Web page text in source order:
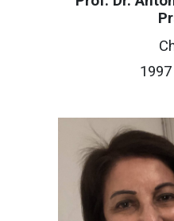
C
1997